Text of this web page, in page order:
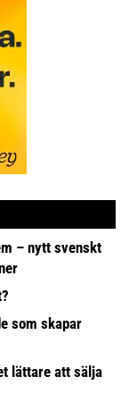
– nytt svenskt
som skapar
lättare att sälja